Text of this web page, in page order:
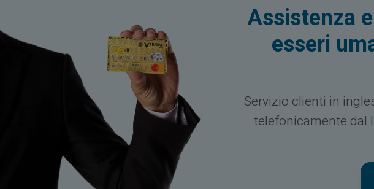
Assistenza
esseri
Servizio clienti in
telefonicamente dal